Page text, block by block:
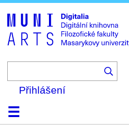
to
main
Přihlášení
DomůKolekce
Prohlížení
Vyhledávání
O platformě
Nápověda
Kontakt